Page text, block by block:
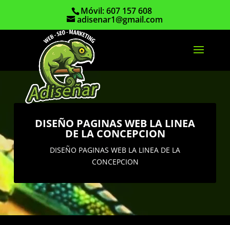
Móvil: 607 157 608
adisenar1@gmail.com
DISEÑO PAGINAS WEB LA LINEA
DE LA CONCEPCION
DISEÑO PAGINAS WEB LA LINEA DE LA
CONCEPCION